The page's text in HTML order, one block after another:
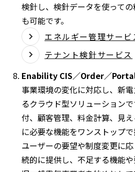
検針し、検針データを使って
も可能です。
エネルギー管理サー
テナント検針サービス
Enability CIS／Order／
事業環境の変化に対応し、新
るクラウド型ソリューション
付、顧客管理、料金計算、見
に必要な機能をワンストップ
ユーザーの要望や制度変更に
続的に提供し、不足する機能や